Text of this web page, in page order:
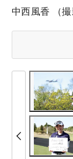
中西風香 （撮